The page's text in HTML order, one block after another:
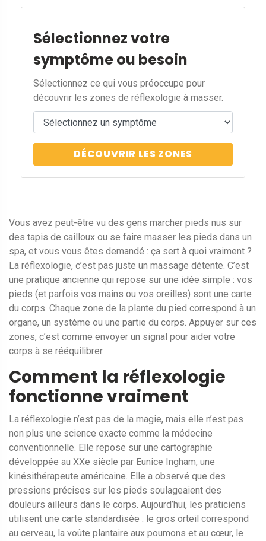
Sélectionnez votre
symptôme ou besoin
Sélectionnez ce qui vous préoccupe pour
découvrir les zones de réflexologie à masser.
DÉCOUVRIR LES ZONES
Vous avez peut-être vu des gens marcher pieds nus sur
des tapis de cailloux ou se faire masser les pieds dans un
spa, et vous vous êtes demandé : ça sert à quoi vraiment ?
La réflexologie, c’est pas juste un massage détente. C’est
une pratique ancienne qui repose sur une idée simple : vos
pieds (et parfois vos mains ou vos oreilles) sont une carte
du corps. Chaque zone de la plante du pied correspond à un
organe, un système ou une partie du corps. Appuyer sur ces
zones, c’est comme envoyer un signal pour aider votre
corps à se rééquilibrer.
Comment la réflexologie
fonctionne vraiment
La réflexologie n’est pas de la magie, mais elle n’est pas
non plus une science exacte comme la médecine
conventionnelle. Elle repose sur une cartographie
développée au XXe siècle par Eunice Ingham, une
kinésithérapeute américaine. Elle a observé que des
pressions précises sur les pieds soulageaient des
douleurs ailleurs dans le corps. Aujourd’hui, les praticiens
utilisent une carte standardisée : le gros orteil correspond
au cerveau, la voûte plantaire aux poumons et au cœur, le